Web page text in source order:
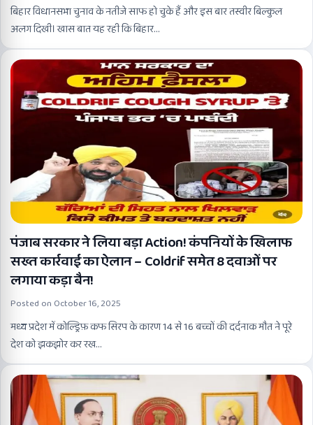
बिहार विधानसभा चुनाव के नतीजे साफ हो चुके हैं और इस बार तस्वीर बिल्कुल
अलग दिखी। खास बात यह रही कि बिहार…
पंजाब सरकार ने लिया बड़ा Action! कंपनियों के खिलाफ
सख्त कार्रवाई का ऐलान – Coldrif समेत 8 दवाओं पर
लगाया कड़ा बैन!
Posted on October 16, 2025
मध्य प्रदेश में कोल्ड्रिफ़ कफ सिरप के कारण 14 से 16 बच्चों की दर्दनाक मौत ने पूरे
देश को झकझोर कर रख…